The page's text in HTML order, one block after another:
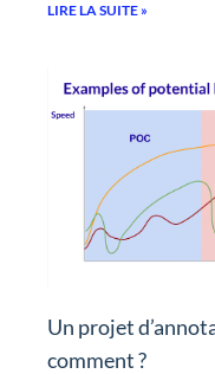
LIRE LA SUITE »
Un projet
comment ?